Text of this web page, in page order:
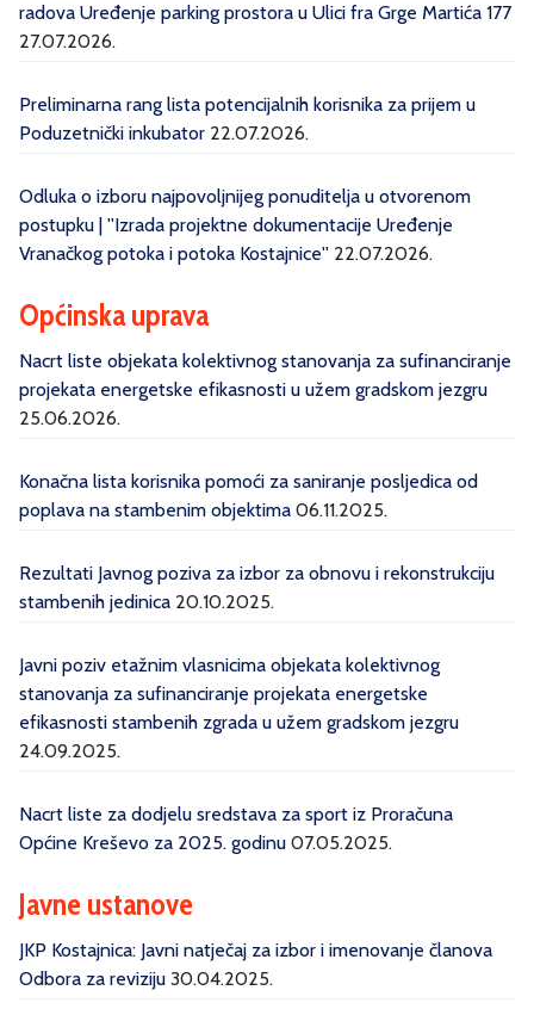
radova Uređenje parking prostora u Ulici fra Grge Martića 177
27.07.2026.
Preliminarna rang lista potencijalnih korisnika za prijem u
Poduzetnički inkubator 22.07.2026.
Odluka o izboru najpovoljnijeg ponuditelja u otvorenom
postupku | ''Izrada projektne dokumentacije Uređenje
Vranačkog potoka i potoka Kostajnice'' 22.07.2026.
Općinska uprava
Nacrt liste objekata kolektivnog stanovanja za sufinanciranje
projekata energetske efikasnosti u užem gradskom jezgru
25.06.2026.
Konačna lista korisnika pomoći za saniranje posljedica od
poplava na stambenim objektima 06.11.2025.
Rezultati Javnog poziva za izbor za obnovu i rekonstrukciju
stambenih jedinica 20.10.2025.
Javni poziv etažnim vlasnicima objekata kolektivnog
stanovanja za sufinanciranje projekata energetske
efikasnosti stambenih zgrada u užem gradskom jezgru
24.09.2025.
Nacrt liste za dodjelu sredstava za sport iz Proračuna
Općine Kreševo za 2025. godinu 07.05.2025.
Javne ustanove
JKP Kostajnica: Javni natječaj za izbor i imenovanje članova
Odbora za reviziju 30.04.2025.